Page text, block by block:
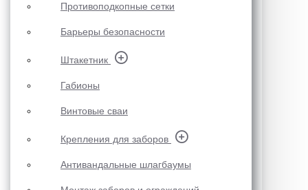
Противоподкопные сетки
Барьеры безопасности
Штакетник
Габионы
Винтовые сваи
Крепления для заборов
Антивандальные шлагбаумы